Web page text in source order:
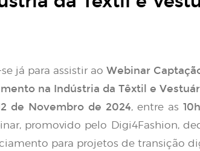
se já para assistir ao Webinar
na Indústria da Têxtil e
de Novembro de 2024, entre as
promovido pelo Digi4Fashion,
para projetos de transição